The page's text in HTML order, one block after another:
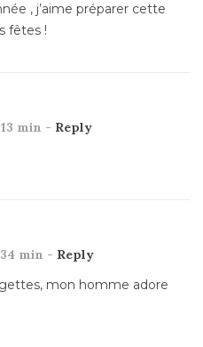
, j’aime préparer cette
fêtes !
min - Reply
min - Reply
mon homme adore